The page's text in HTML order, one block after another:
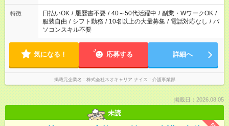
特徴 日払いOK / 履歴書不要 / 40～50代活躍中 / 副業・WワークOK /
服装自由 / シフト勤務 / 10名以上の大量募集 / 電話対応なし / パ
ソコンスキル不要
気になる！ 応募する 詳細へ
掲載元企業名 株式会社ネオキャリア ナイス！介護事業部
掲載日：2026.08.05
未読